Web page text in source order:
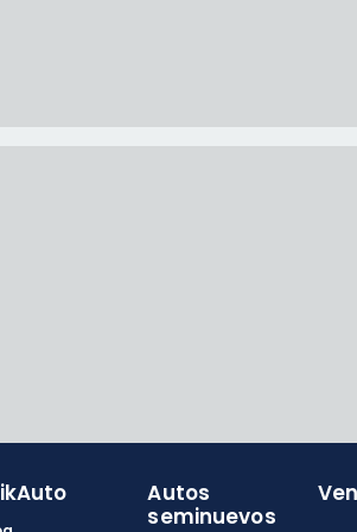
Autos
seminuevos